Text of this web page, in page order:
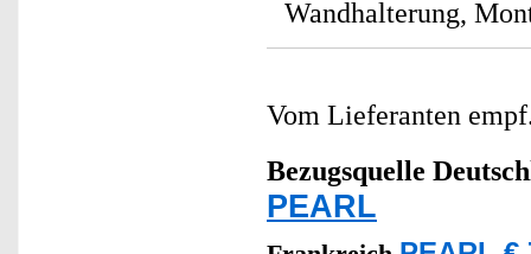
Wandhalterung,
Vom Lieferanten
Bezugsquelle
PEARL